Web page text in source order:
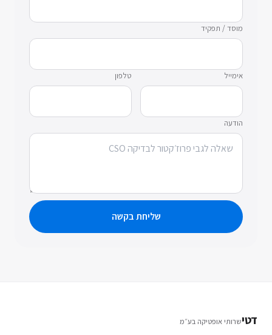
מוסד / תפקיד
אימייל טלפון
הודעה
שליחת בקשה
דטישרותי אופטיקה בע״מ